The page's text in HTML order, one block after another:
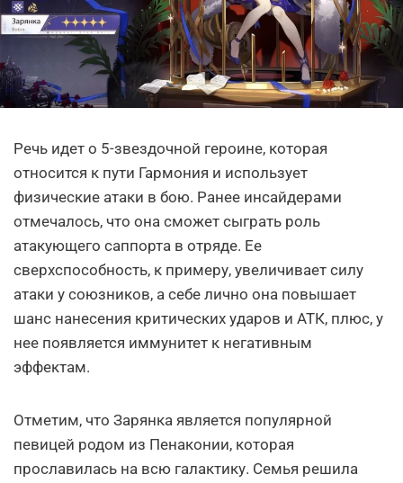
Речь идет о 5-звездочной героине, которая
относится к пути Гармония и использует
физические атаки в бою. Ранее инсайдерами
отмечалось, что она сможет сыграть роль
атакующего саппорта в отряде. Ее
сверхспособность, к примеру, увеличивает силу
атаки у союзников, а себе лично она повышает
шанс нанесения критических ударов и АТК, плюс, у
нее появляется иммунитет к негативным
эффектам.
Отметим, что Зарянка является популярной
певицей родом из Пенаконии, которая
прославилась на всю галактику. Семья решила